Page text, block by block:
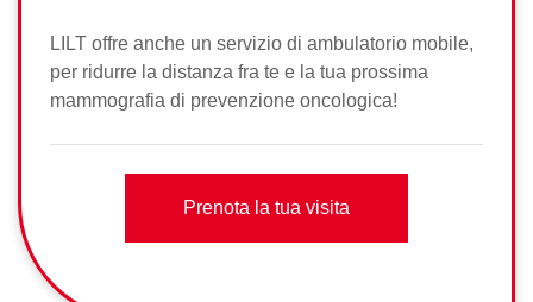
LILT offre anche un servizio di ambulatorio mobile,
per ridurre la distanza fra te e la tua prossima
mammografia di prevenzione oncologica!
Prenota la tua visita